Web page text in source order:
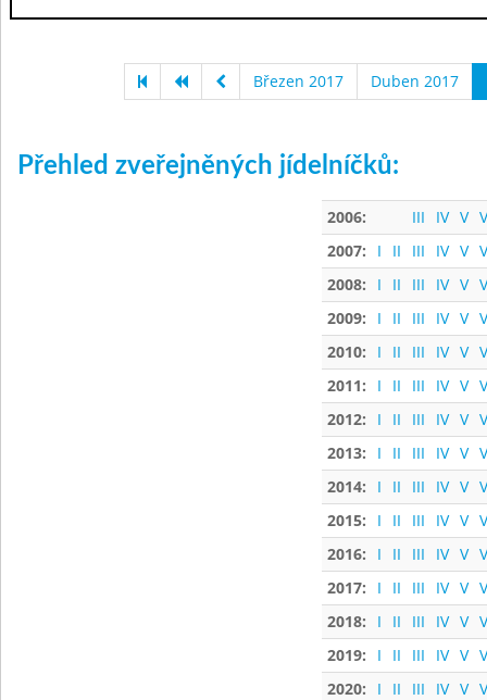
Březen 2017 Duben 2017
Přehled zveřejněných jídelníčků:
2006: III IV V
2007:
I II III IV V
2008:
I II III IV V
2009:
I II III IV V
2010:
I II III IV V
2011:
I II III IV V
2012:
I II III IV V
2013:
I II III IV V
2014:
I II III IV V
2015:
I II III IV V
2016:
I II III IV V
2017:
I II III IV V
2018:
I II III IV V
2019:
I II III IV V
2020:
I II III IV V